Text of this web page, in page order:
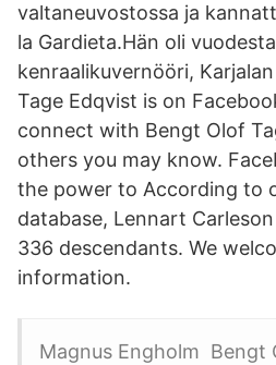
valtaneuvostossa ja
la Gardieta.Hän oli
kenraalikuvernööri,
Tage Edqvist is on
connect with Bengt Olof
others you may know.
the power to According to
database, Lennart
336 descendants. We
information.
Magnus Engholm Bengt